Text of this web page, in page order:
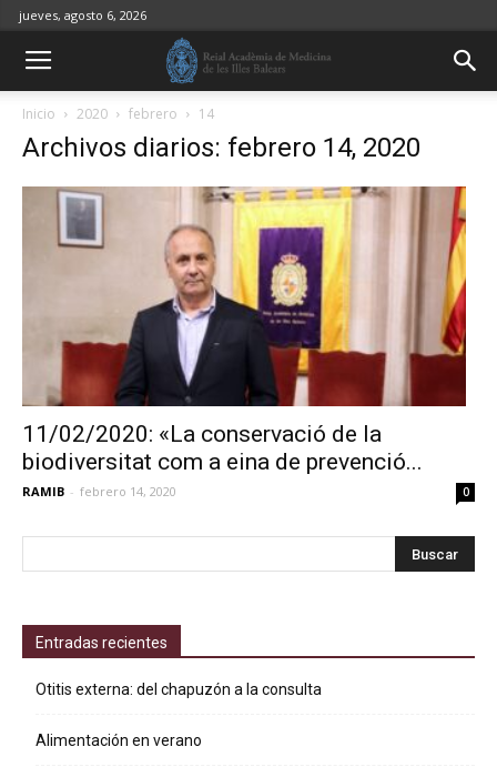
jueves, agosto 6, 2026
Inicio 2020 febrero 14
Archivos diarios: febrero 14, 2020
11/02/2020: «La conservació de la
biodiversitat com a eina de prevenció...
RAMIB - febrero 14, 2020 0
Entradas recientes
Otitis externa: del chapuzón a la consulta
Alimentación en verano